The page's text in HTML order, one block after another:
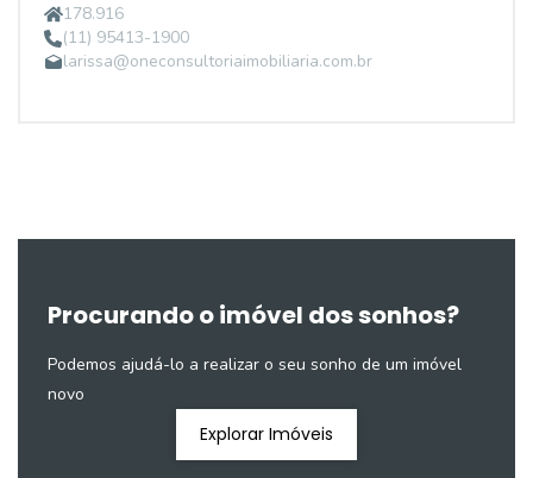
178.916
(11) 95413-1900
larissa@oneconsultoriaimobiliaria.com.br
Procurando o imóvel dos sonhos?
Podemos ajudá-lo a realizar o seu sonho de um imóvel
novo
Explorar Imóveis